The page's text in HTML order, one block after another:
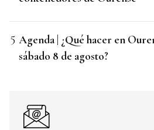
Agenda | ¿Qué hacer en
sábado 8 de agosto?